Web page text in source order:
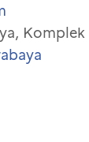
Komplek